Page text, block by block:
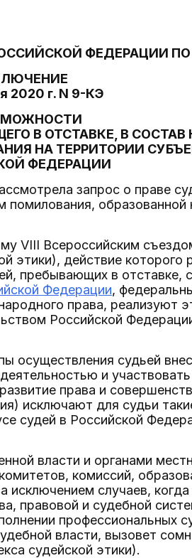
ФЕДЕРАЦИИ ПО
2020 г. N 9-КЭ
В ОТСТАВКЕ, В
НА ТЕРРИТОРИИ
ФЕДЕРАЦИИ
запрос о праве
помилования, образованной
VIII Всероссийским
этики), действие которого
пребывающих в отставке,
Федерации,
права, реализуют
Российской
осуществления судьей
и
права и
исключают для судьи
судей в Российской
власти и органами
комиссий,
исключением случаев,
правовой и судебной
профессиональных
власти, вызовет
судейской этики).